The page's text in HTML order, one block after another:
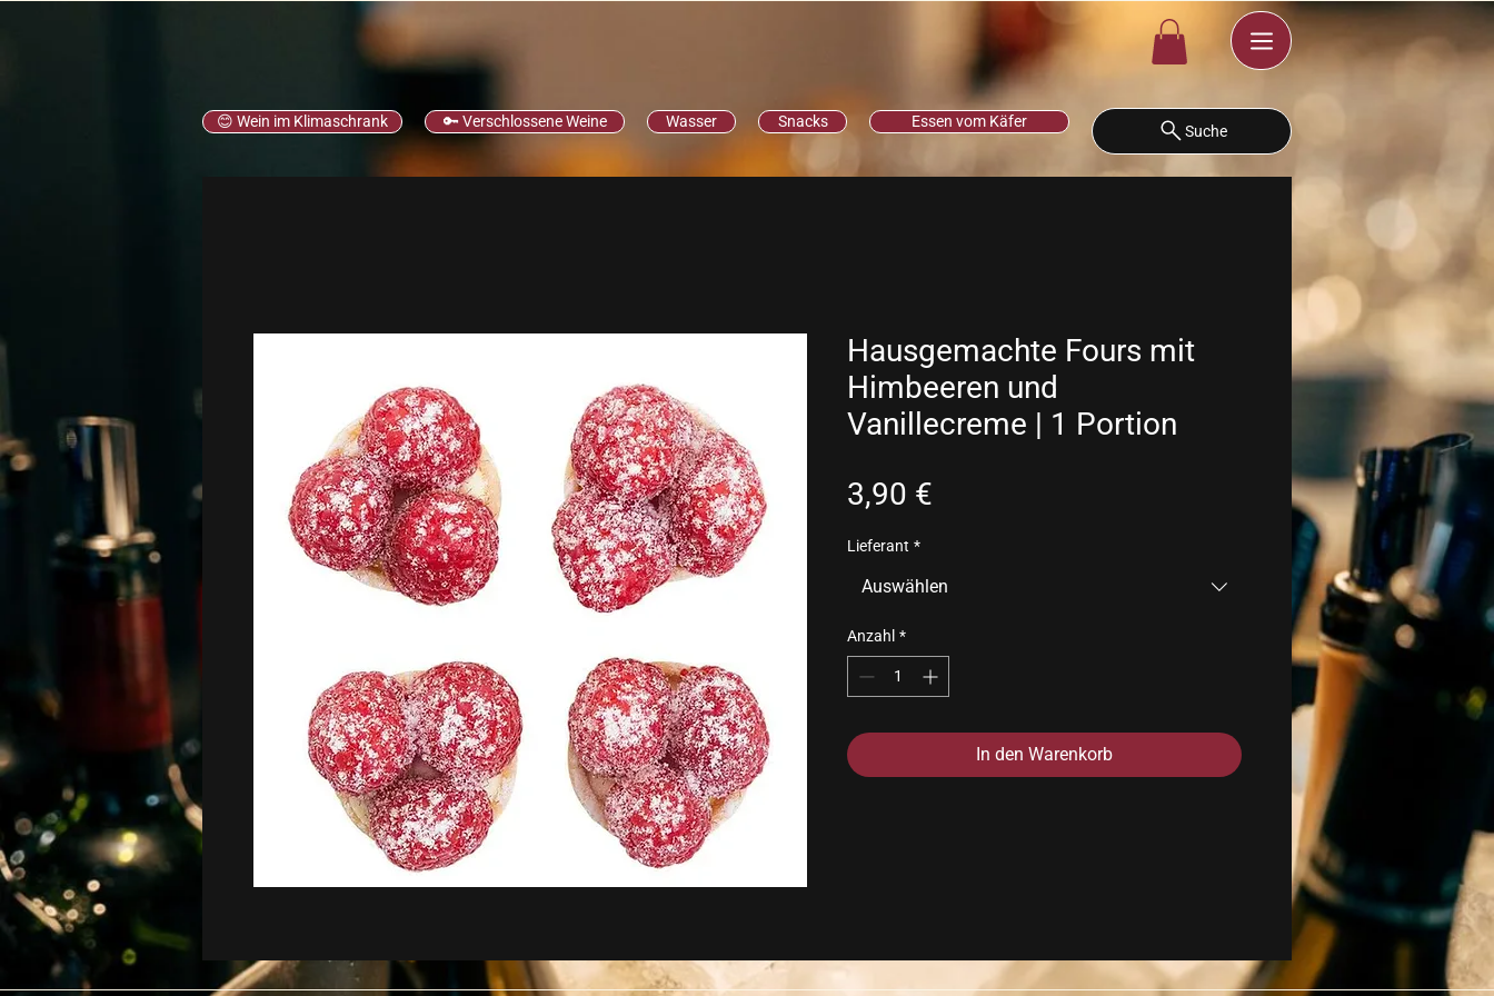
😊 Wein im Klimaschrank 🔑 Verschlossene Weine Wasser Snacks Essen vom Käfer
Suche
Hausgemachte Fours mit
Himbeeren und
Vanillecreme | 1 Portion
3,90 €
Lieferant *
Auswählen
Anzahl *
In den Warenkorb